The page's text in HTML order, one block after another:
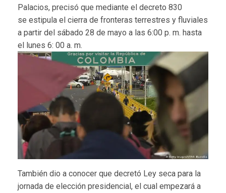
Palacios, precisó que mediante el decreto 830
se estipula el cierra de fronteras terrestres y fluviales
a partir del sábado 28 de mayo a las 6:00 p. m. hasta
el lunes 6: 00 a. m.
También dio a conocer que decretó Ley seca para la
jornada de elección presidencial, el cual empezará a